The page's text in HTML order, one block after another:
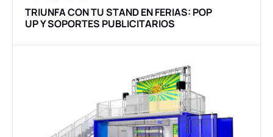
TRIUNFA CON TU STAND EN FERIAS: POP
UP Y SOPORTES PUBLICITARIOS